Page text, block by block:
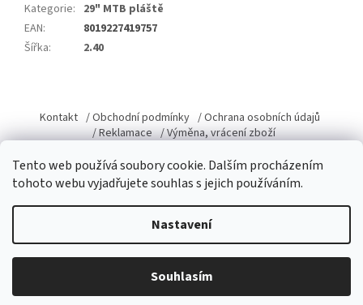
Tento web používá soubory cookie. Dalším procházením
tohoto webu vyjadřujete souhlas s jejich používáním.
Nastavení
Souhlasím
Kategorie: 29" MTB pláště
EAN:
8019227419757
Šířka: 2.40
p
a
Kontakt / Obchodní podmínky / Ochrana osobních údajů
/ Reklamace / Výměna, vrácení zboží
Copyright 2026Domacky.cz. Všechna práva vyhrazena.Upravit
nastavení cookies